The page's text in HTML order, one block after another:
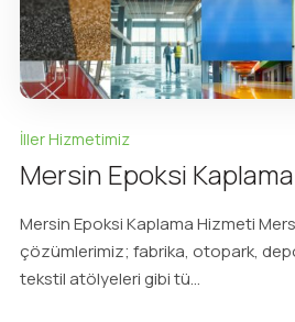
İller Hizmetimiz
Mersin Epoksi
Mersin Epoksi Kaplama Hizmeti
çözümlerimiz; fabrika, otopark,
tekstil atölyeleri gibi tü...